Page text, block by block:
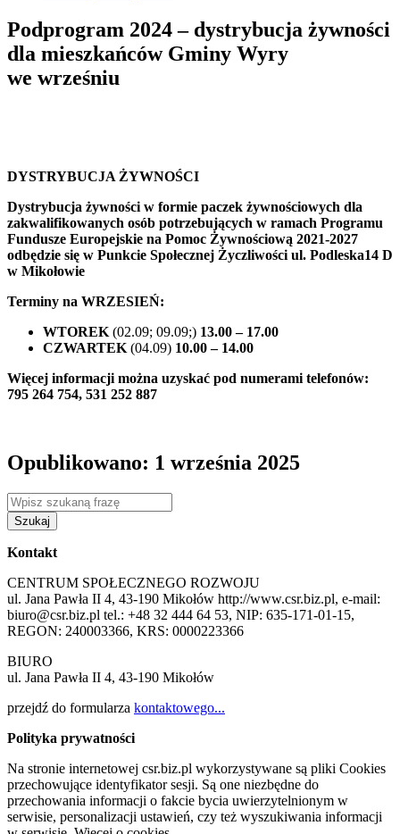
Podprogram 2024 – dystrybucja żywności
dla mieszkańców Gminy Wyry
we wrześniu
DYSTRYBUCJA ŻYWNOŚCI
Dystrybucja żywności w formie paczek żywnościowych dla
zakwalifikowanych osób potrzebujących w ramach Programu
Fundusze Europejskie na Pomoc Żywnościową 2021-2027
odbędzie się w Punkcie Społecznej Życzliwości ul. Podleska14 D
w Mikołowie
Terminy na WRZESIEŃ:
WTOREK (02.09; 09.09;) 13.00 – 17.00
CZWARTEK (04.09) 10.00 – 14.00
Więcej informacji można uzyskać pod numerami telefonów:
795 264 754, 531 252 887
Opublikowano: 1 września 2025
Szukaj
Kontakt
CENTRUM SPOŁECZNEGO ROZWOJU
ul. Jana Pawła II 4, 43-190 Mikołów http://www.csr.biz.pl, e-mail:
biuro@csr.biz.pl tel.: +48 32 444 64 53, NIP: 635-171-01-15,
REGON: 240003366, KRS: 0000223366
BIURO
ul. Jana Pawła II 4, 43-190 Mikołów
przejdź do formularza kontaktowego...
Polityka prywatności
Na stronie internetowej csr.biz.pl wykorzystywane są pliki Cookies
przechowujące identyfikator sesji. Są one niezbędne do
przechowania informacji o fakcie bycia uwierzytelnionym w
serwisie, personalizacji ustawień, czy też wyszukiwania informacji